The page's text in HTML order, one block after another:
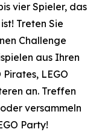
vier Spieler, das
Treten Sie
Challenge
aus Ihren
LEGO
an. Treffen
versammeln
Party!